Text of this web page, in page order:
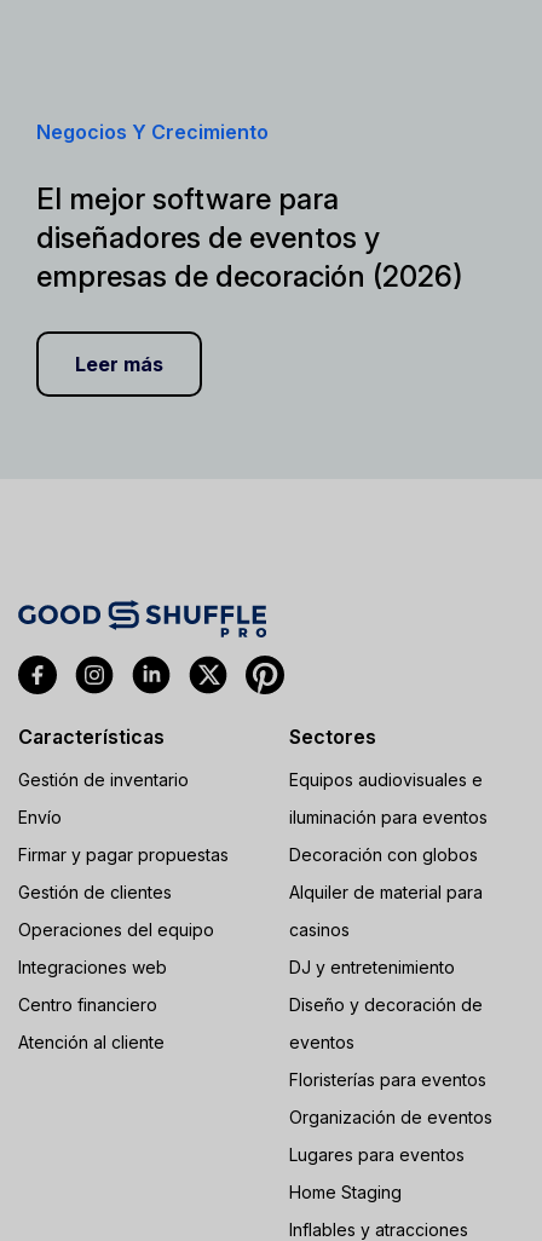
Negocios Y Crecimiento
El mejor software para
diseñadores de eventos y
empresas de decoración (2026)
Leer más
Características
Gestión de inventario
Envío
Firmar y pagar propuestas
Gestión de clientes
Operaciones del equipo
Integraciones web
Centro financiero
Atención al cliente
Sectores
Equipos audiovisuales e
iluminación para eventos
Decoración con globos
Alquiler de material para
casinos
DJ y entretenimiento
Diseño y decoración de
eventos
Floristerías para eventos
Organización de eventos
Lugares para eventos
Home Staging
Inflables y atracciones